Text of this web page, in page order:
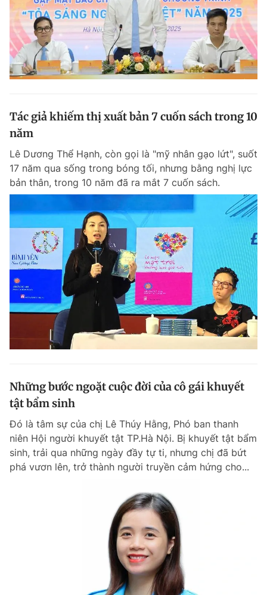
Tác giả khiếm thị xuất bản 7 cuốn sách trong 10
năm
Lê Dương Thể Hạnh, còn gọi là "mỹ nhân gạo lứt", suốt
17 năm qua sống trong bóng tối, nhưng bằng nghị lực
bản thân, trong 10 năm đã ra mắt 7 cuốn sách.
Những bước ngoặt cuộc đời của cô gái khuyết
tật bẩm sinh
Đó là tâm sự của chị Lê Thúy Hằng, Phó ban thanh
niên Hội người khuyết tật TP.Hà Nội. Bị khuyết tật bẩm
sinh, trải qua những ngày đầy tự ti, nhưng chị đã bứt
phá vươn lên, trở thành người truyền cảm hứng cho...